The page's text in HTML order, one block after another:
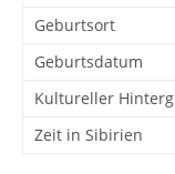
Geburtsort
Geburtsdatum
Kultureller
Zeit in Sibirien